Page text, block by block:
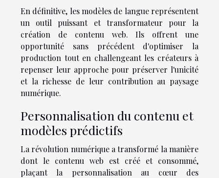
En définitive, les modèles de langue représentent
un outil puissant et transformateur pour la
création de contenu web. Ils offrent une
opportunité sans précédent d'optimiser la
production tout en challengeant les créateurs à
repenser leur approche pour préserver l'unicité
et la richesse de leur contribution au paysage
numérique.
Personnalisation du contenu et
modèles prédictifs
La révolution numérique a transformé la manière
dont le contenu web est créé et consommé,
plaçant la personnalisation au cœur des